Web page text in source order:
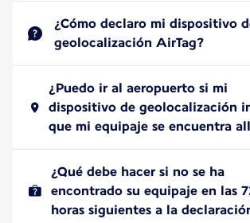
¿Cómo declaro mi dispositivo
geolocalización AirTag?
¿Puedo ir al aeropuerto si mi
dispositivo de geolocalización
que mi equipaje se encuentra
¿Qué debe hacer si no se ha
encontrado su equipaje en las
horas siguientes a la